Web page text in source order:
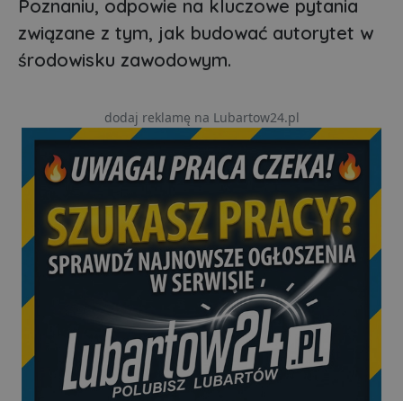
Poznaniu, odpowie na kluczowe pytania
związane z tym, jak budować autorytet w
środowisku zawodowym.
dodaj reklamę na Lubartow24.pl